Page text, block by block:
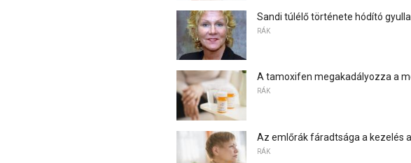
Sandi túlélő története hódító
RÁK
A tamoxifen megakadályozza a
RÁK
Az emlőrák fáradtsága a kezelés
RÁK